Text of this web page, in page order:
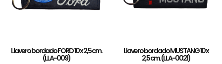
Llavero bordado FORD 10 x 2,5 cm.
(LLA-009)
Llavero bordado MUSTANG 10 x
2,5 cm. (LLA-0021)